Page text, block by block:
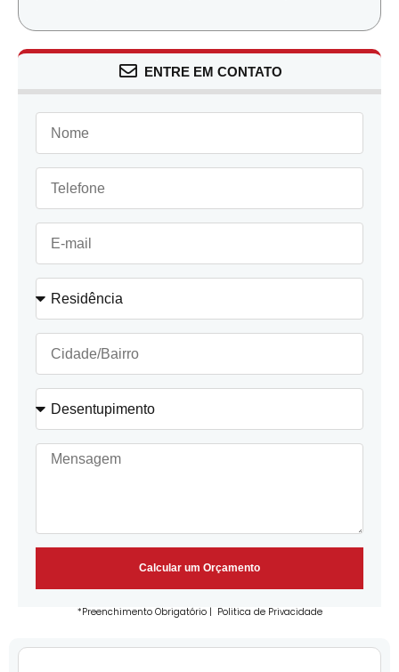
ENTRE EM CONTATO
Calcular um Orçamento
*Preenchimento Obrigatório | Politica de Privacidade